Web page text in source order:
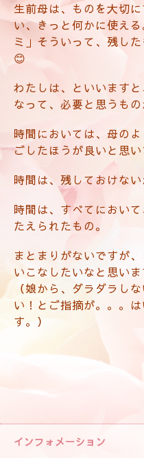
生前母は、ものを大切
い、きっと何かに使え
ミ」そういって、残し
😊
わたしは、といいます
なって、必要と思うもの
時間においては、母の
ごしたほうが良いと思い
時間は、残しておけない
時間は、すべてにおい
たえられたもの。
まとまりがないですが
いこなしたいなと思いま
（娘から、ダラダラし
い！とご指摘が。。。
す。）
インフォメーション